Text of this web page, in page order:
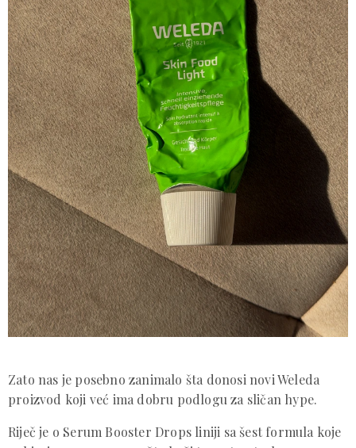
Zato nas je posebno zanimalo šta donosi novi Weleda
proizvod koji već ima dobru podlogu za sličan hype.
Riječ je o Serum Booster Drops liniji sa šest formula koje